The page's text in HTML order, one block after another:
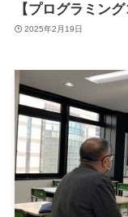
【プログラミン
2025年2月19日